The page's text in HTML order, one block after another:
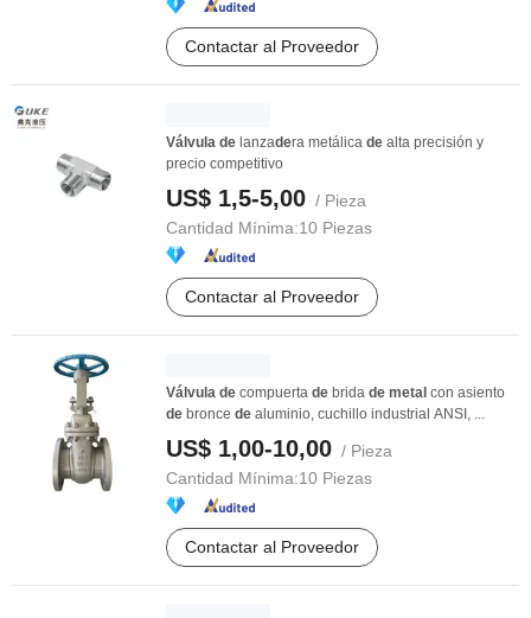
Contactar al Proveedor
Válvula de lanzadera metálica de alta precisión y
precio competitivo
US$ 1,5-5,00 / Pieza
Cantidad Mínima:10 Piezas
Contactar al Proveedor
Válvula de compuerta de brida de metal con asiento
de bronce de aluminio, cuchillo industrial ANSI, ...
US$ 1,00-10,00 / Pieza
Cantidad Mínima:10 Piezas
Contactar al Proveedor